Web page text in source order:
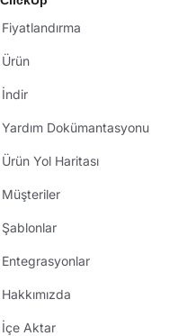
Fiyatlandırma
Ürün
İndir
Yardım Dokümantasyonu
Ürün Yol Haritası
Müşteriler
Şablonlar
Entegrasyonlar
Hakkımızda
İçe Aktar